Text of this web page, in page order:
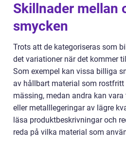
Skillnader mellan
smycken
Trots att de kategoriseras som
det variationer när det kommer
Som exempel kan vissa billiga
av hållbart material som rostfritt
mässing, medan andra kan
eller metalllegeringar av lägre
läsa produktbeskrivningar och
reda på vilka material som